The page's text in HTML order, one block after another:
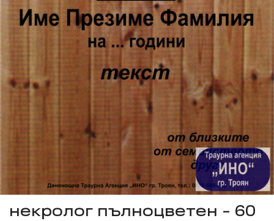
некролог пълноцветен - 60